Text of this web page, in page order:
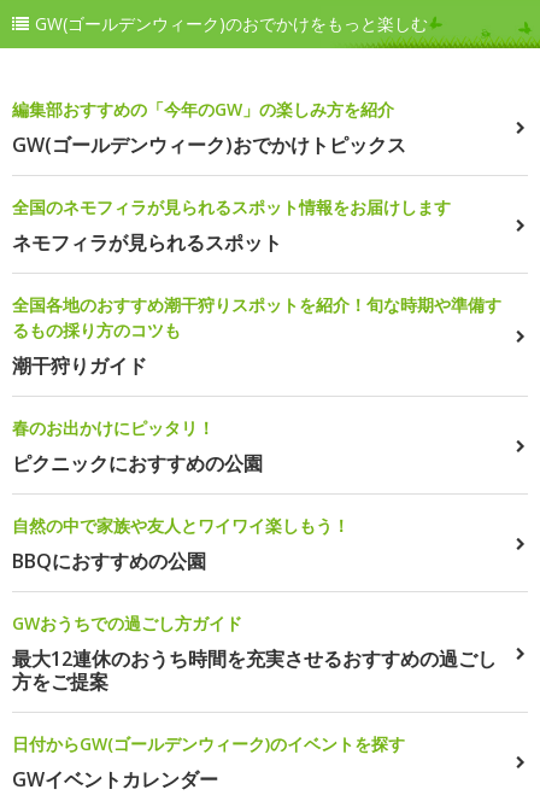
GW(ゴールデンウィーク)のおでかけをもっと楽しむ
編集部おすすめの「今年のGW」の楽しみ方を紹介
GW(ゴールデンウィーク)おでかけトピックス
全国のネモフィラが見られるスポット情報をお届けします
ネモフィラが見られるスポット
全国各地のおすすめ潮干狩りスポットを紹介！旬な時期や準備す
るもの採り方のコツも
潮干狩りガイド
春のお出かけにピッタリ！
ピクニックにおすすめの公園
自然の中で家族や友人とワイワイ楽しもう！
BBQにおすすめの公園
GWおうちでの過ごし方ガイド
最大12連休のおうち時間を充実させるおすすめの過ごし
方をご提案
日付からGW(ゴールデンウィーク)のイベントを探す
GWイベントカレンダー